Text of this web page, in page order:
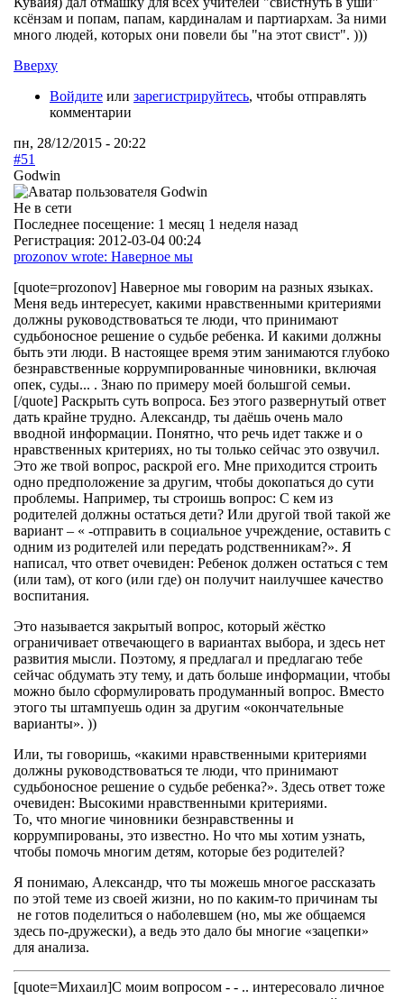
ксёнзам и попам, папам, кардиналам и партиархам. За ними
много людей, которых они повели бы "на этот свист". )))
Вверху
Войдите или зарегистрируйтесь, чтобы отправлять
комментарии
пн, 28/12/2015 - 20:22
#51
Godwin
Не в сети
Последнее посещение: 1 месяц 1 неделя назад
Регистрация: 2012-03-04 00:24
prozonov wrote: Наверное мы
[quote=prozonov] Наверное мы говорим на разных языках.
Меня ведь интересует, какими нравственными критериями
должны руководствоваться те люди, что принимают
судьбоносное решение о судьбе ребенка. И какими должны
быть эти люди. В настоящее время этим занимаются глубоко
безнравственные коррумпированные чиновники, включая
опек, суды... . Знаю по примеру моей большгой семьи.
[/quote] Раскрыть суть вопроса. Без этого развернутый ответ
дать крайне трудно. Александр, ты даёшь очень мало
вводной информации. Понятно, что речь идет также и о
нравственных критериях, но ты только сейчас это озвучил.
Это же твой вопрос, раскрой его. Мне приходится строить
одно предположение за другим, чтобы докопаться до сути
проблемы. Например, ты строишь вопрос: С кем из
родителей должны остаться дети? Или другой твой такой же
вариант – « -отправить в социальное учреждение, оставить с
одним из родителей или передать родственникам?». Я
написал, что ответ очевиден: Ребенок должен остаться с тем
(или там), от кого (или где) он получит наилучшее качество
воспитания.
Это называется закрытый вопрос, который жёстко
ограничивает отвечающего в вариантах выбора, и здесь нет
развития мысли. Поэтому, я предлагал и предлагаю тебе
сейчас обдумать эту тему, и дать больше информации, чтобы
можно было сформулировать продуманный вопрос. Вместо
этого ты штампуешь один за другим «окончательные
варианты». ))
Или, ты говоришь, «какими нравственными критериями
должны руководствоваться те люди, что принимают
судьбоносное решение о судьбе ребенка?». Здесь ответ тоже
очевиден: Высокими нравственными критериями.
То, что многие чиновники безнравственны и
коррумпированы, это известно. Но что мы хотим узнать,
чтобы помочь многим детям, которые без родителей?
Я понимаю, Александр, что ты можешь многое рассказать
по этой теме из своей жизни, но по каким-то причинам ты
не готов поделиться о наболевшем (но, мы же общаемся
здесь по-дружески), а ведь это дало бы многие «зацепки»
для анализа.
[quote=Михаил]С моим вопросом - - .. интересовало личное